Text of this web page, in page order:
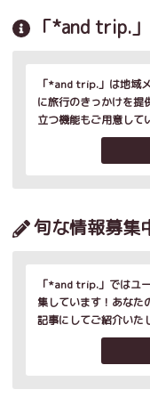
「*and trip.
「*and trip.」は地域
に旅行のきっかけを提
立つ機能もご用意して
旬な情報募集
「*and trip.」ではユ
集しています！あなた
記事にしてご紹介いた